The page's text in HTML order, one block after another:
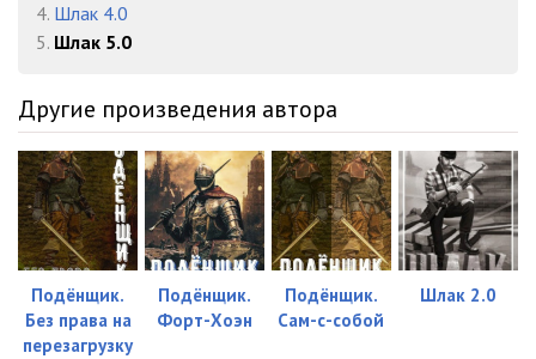
17
19
20 29:16
21 15:56
4. Шлак 4.0
5. Шлак 5.0
Другие произведения автора
Подёнщик.
Без права на
перезагрузку
Подёнщик.
Форт-Хоэн
Подёнщик.
Сам-с-собой
Шлак 2.0